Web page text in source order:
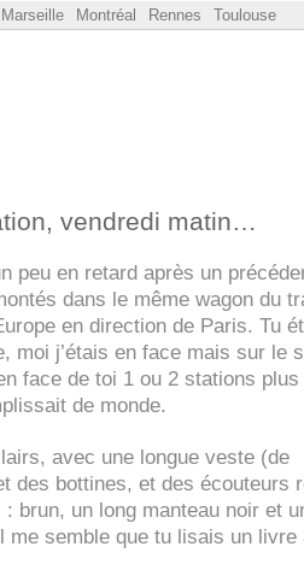
Marseille Montréal Rennes Toulouse
vendredi matin…
peu en retard après un
dans le même wagon du
en direction de Paris. Tu
moi j’étais en face mais sur le
face de toi 1 ou 2 stations
de monde.
avec une longue veste (de
des bottines, et des écouteurs
brun, un long manteau noir et
me semble que tu lisais un livre